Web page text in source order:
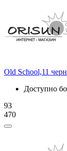
Old School,11
Доступно
93
470